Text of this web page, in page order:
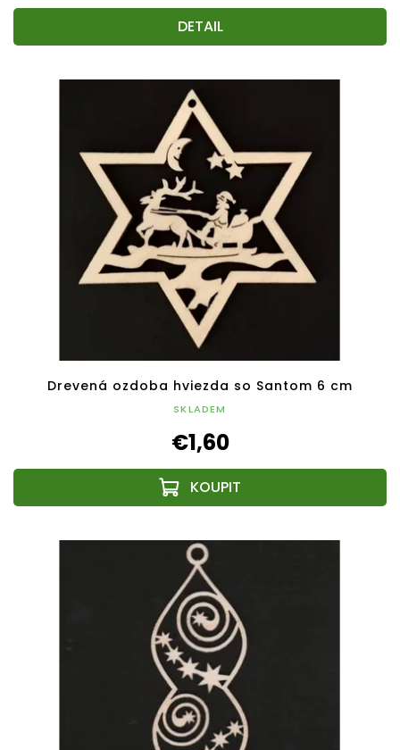
DETAIL
Drevená ozdoba hviezda so Santom 6 cm
SKLADEM
€1,60